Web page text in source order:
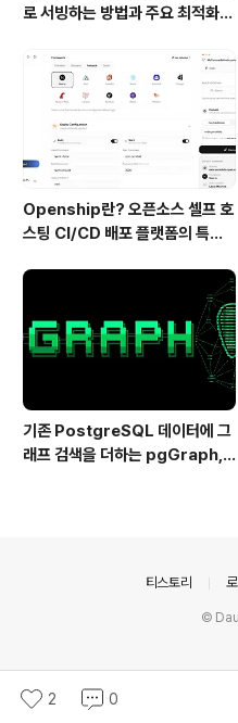
로 서빙하는 방법과 주요 최적화
Openship란? 오픈소스 셀프 호
스팅 CI/CD 배포 플랫폼의 특징
기존 PostgreSQL 데이터에 그
래프 검색을 더하는 pgGraph,
2 0
티스토리
©